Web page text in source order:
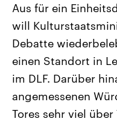
Landtagswahl Sachsen-
2026
Alle Informationen
Sachsen-Anhalt wählt
September 2026 einen
Landtag. Seit 2021 wird
Bundesland von einer
Umfragen, Prognosen,
Wahlprogramme, aktuelle
und Hintergründe zu den
Sendungen
Aus für ein
will
Debatte
einen Standort in
im DLF. Darüber
angemessenen
Tores sehr viel